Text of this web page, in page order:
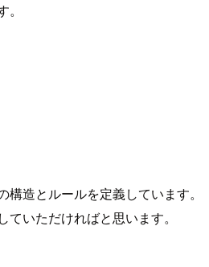
造とルールを定義しています。
いただければと思います。